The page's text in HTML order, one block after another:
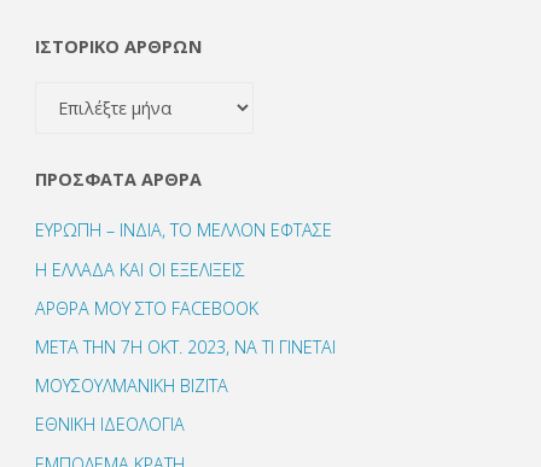
ΙΣΤΟΡΙΚΟ ΑΡΘΡΩΝ
ΙΣΤΟΡΙΚΟ
ΠΡΌΣΦΑΤΑ ΆΡΘΡΑ
ΕΥΡΩΠΗ – ΙΝΔΙΑ, ΤΟ ΜΕΛΛΟΝ ΕΦΤΑΣΕ
Η ΕΛΛΑΔΑ ΚΑΙ ΟΙ ΕΞΕΛΙΞΕΙΣ
ΑΡΘΡΑ ΜΟΥ ΣΤΟ FACEBOOK
ΜΕΤΑ ΤΗΝ 7Η ΟΚΤ. 2023, ΝΑ ΤΙ ΓΙΝΕΤΑΙ
ΜΟΥΣΟΥΛΜΑΝΙΚΗ ΒΙΖΙΤΑ
ΕΘΝΙΚΗ ΙΔΕΟΛΟΓΙΑ